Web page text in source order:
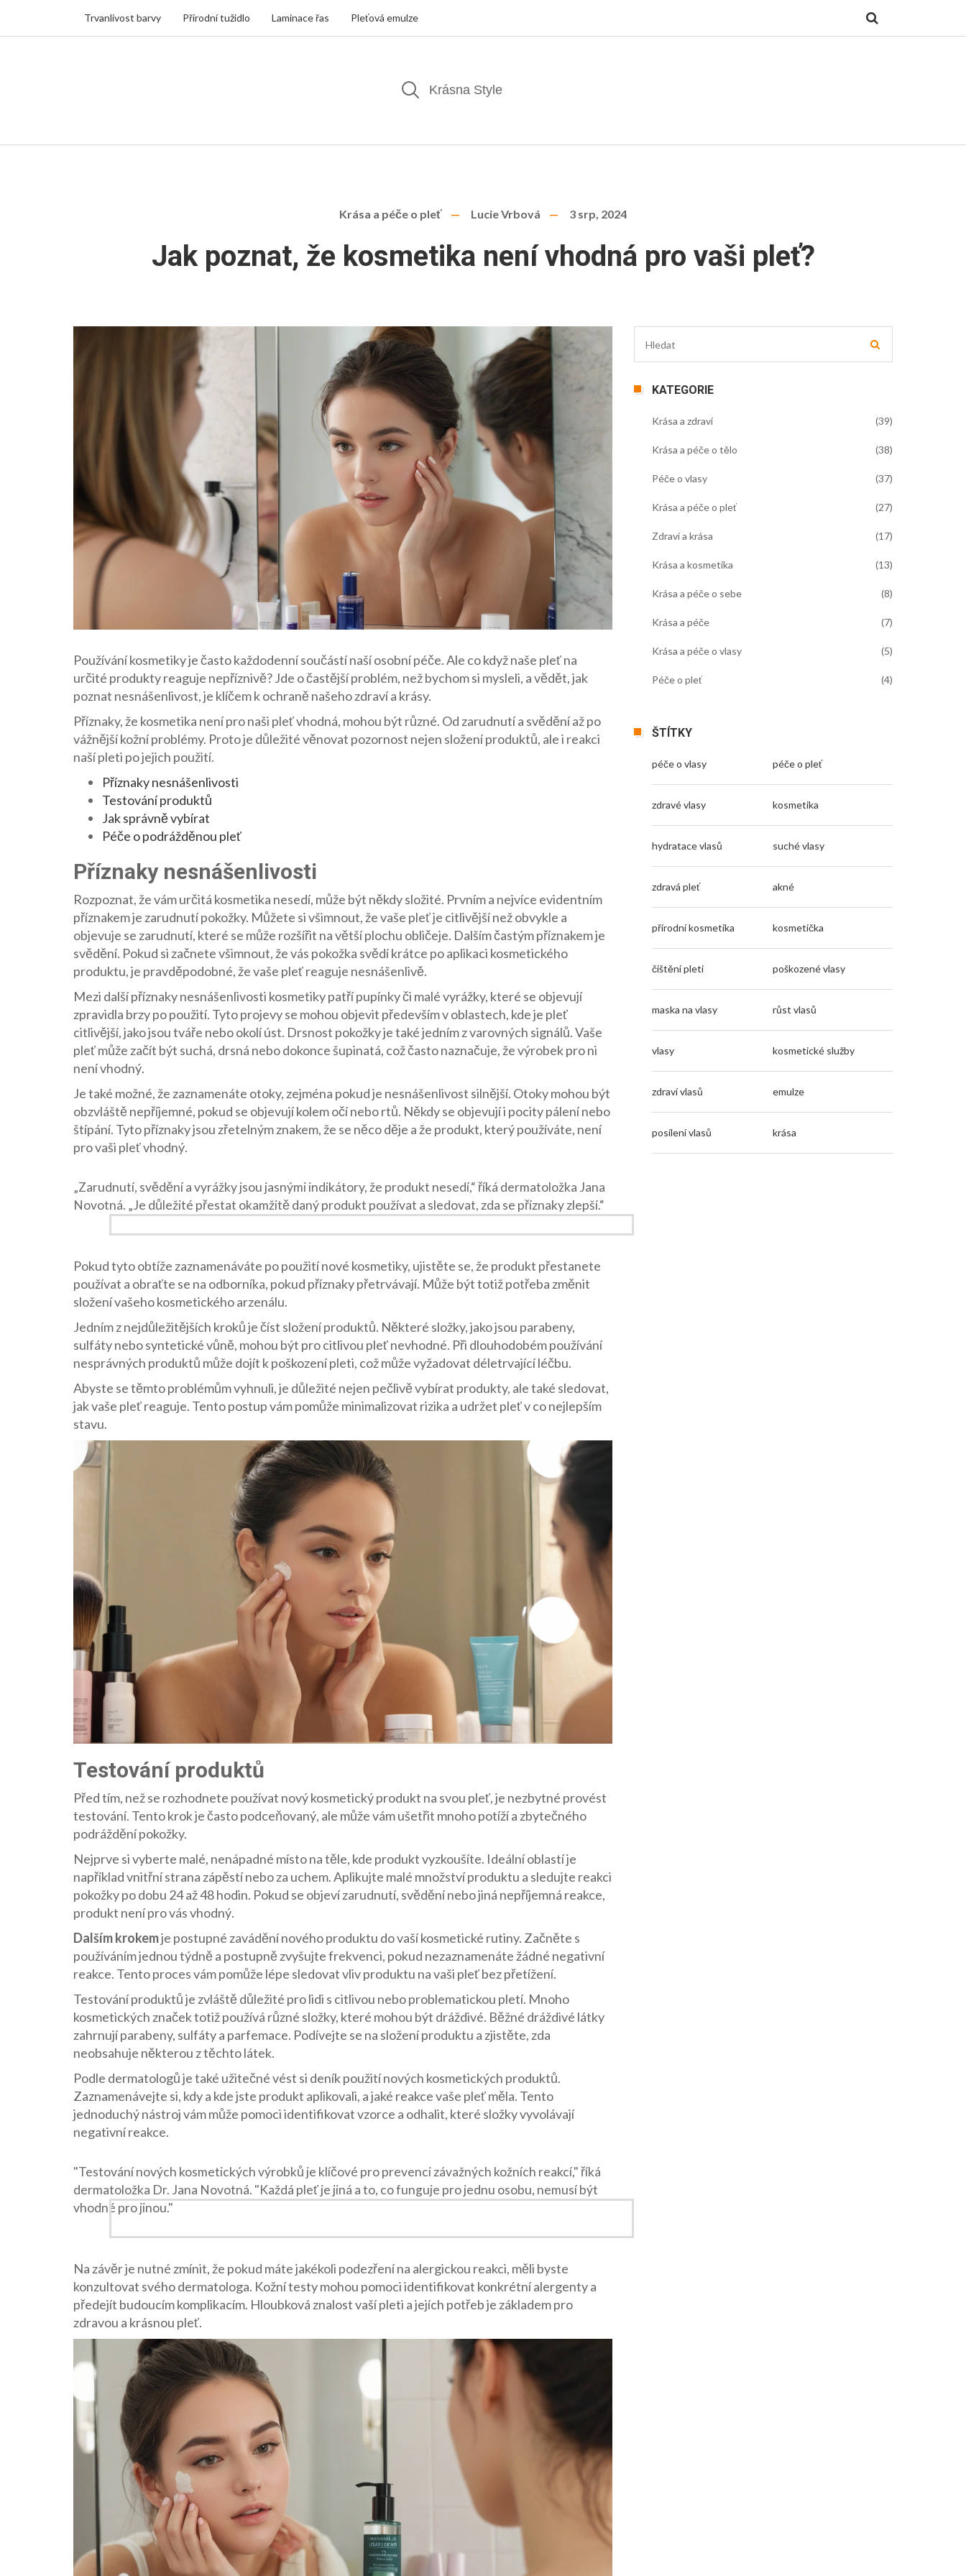
Trvanlivost barvy Přírodní tužidlo Laminace řas Pleťová emulze
Krása a péče o pleť Lucie Vrbová 3 srp, 2024
Jak poznat, že kosmetika není vhodná pro vaši pleť?
Používání kosmetiky je často každodenní součástí naší osobní péče. Ale co když naše pleť na
určité produkty reaguje nepříznivě? Jde o častější problém, než bychom si mysleli, a vědět, jak
poznat nesnášenlivost, je klíčem k ochraně našeho zdraví a krásy.
Příznaky, že kosmetika není pro naši pleť vhodná, mohou být různé. Od zarudnutí a svědění až po
vážnější kožní problémy. Proto je důležité věnovat pozornost nejen složení produktů, ale i reakci
naší pleti po jejich použití.
Příznaky nesnášenlivosti
Testování produktů
Jak správně vybírat
Péče o podrážděnou pleť
Příznaky nesnášenlivosti
Rozpoznat, že vám určitá kosmetika nesedí, může být někdy složité. Prvním a nejvíce evidentním
příznakem je zarudnutí pokožky. Můžete si všimnout, že vaše pleť je citlivější než obvykle a
objevuje se zarudnutí, které se může rozšířit na větší plochu obličeje. Dalším častým příznakem je
svědění. Pokud si začnete všimnout, že vás pokožka svědí krátce po aplikaci kosmetického
produktu, je pravděpodobné, že vaše pleť reaguje nesnášenlivě.
Mezi další příznaky nesnášenlivosti kosmetiky patří pupínky či malé vyrážky, které se objevují
zpravidla brzy po použití. Tyto projevy se mohou objevit především v oblastech, kde je pleť
citlivější, jako jsou tváře nebo okolí úst. Drsnost pokožky je také jedním z varovných signálů. Vaše
pleť může začít být suchá, drsná nebo dokonce šupinatá, což často naznačuje, že výrobek pro ni
není vhodný.
Je také možné, že zaznamenáte otoky, zejména pokud je nesnášenlivost silnější. Otoky mohou být
obzvláště nepříjemné, pokud se objevují kolem očí nebo rtů. Někdy se objevují i pocity pálení nebo
štípání. Tyto příznaky jsou zřetelným znakem, že se něco děje a že produkt, který používáte, není
pro vaši pleť vhodný.
„Zarudnutí, svědění a vyrážky jsou jasnými indikátory, že produkt nesedí,“ říká dermatoložka Jana
Novotná. „Je důležité přestat okamžitě daný produkt používat a sledovat, zda se příznaky zlepší.“
Pokud tyto obtíže zaznamenáváte po použití nové kosmetiky, ujistěte se, že produkt přestanete
používat a obraťte se na odborníka, pokud příznaky přetrvávají. Může být totiž potřeba změnit
složení vašeho kosmetického arzenálu.
Jedním z nejdůležitějších kroků je číst složení produktů. Některé složky, jako jsou parabeny,
sulfáty nebo syntetické vůně, mohou být pro citlivou pleť nevhodné. Při dlouhodobém používání
nesprávných produktů může dojít k poškození pleti, což může vyžadovat déletrvající léčbu.
Abyste se těmto problémům vyhnuli, je důležité nejen pečlivě vybírat produkty, ale také sledovat,
jak vaše pleť reaguje. Tento postup vám pomůže minimalizovat rizika a udržet pleť v co nejlepším
stavu.
Testování produktů
Před tím, než se rozhodnete používat nový kosmetický produkt na svou pleť, je nezbytné provést
testování. Tento krok je často podceňovaný, ale může vám ušetřit mnoho potíží a zbytečného
podráždění pokožky.
Nejprve si vyberte malé, nenápadné místo na těle, kde produkt vyzkoušíte. Ideální oblastí je
například vnitřní strana zápěstí nebo za uchem. Aplikujte malé množství produktu a sledujte reakci
pokožky po dobu 24 až 48 hodin. Pokud se objeví zarudnutí, svědění nebo jiná nepříjemná reakce,
produkt není pro vás vhodný.
Dalším krokemje postupné zavádění nového produktu do vaší kosmetické rutiny. Začněte s
používáním jednou týdně a postupně zvyšujte frekvenci, pokud nezaznamenáte žádné negativní
reakce. Tento proces vám pomůže lépe sledovat vliv produktu na vaši pleť bez přetížení.
Testování produktů je zvláště důležité pro lidi s citlivou nebo problematickou pletí. Mnoho
kosmetických značek totiž používá různé složky, které mohou být dráždivé. Běžné dráždivé látky
zahrnují parabeny, sulfáty a parfemace. Podívejte se na složení produktu a zjistěte, zda
neobsahuje některou z těchto látek.
Podle dermatologů je také užitečné vést si deník použití nových kosmetických produktů.
Zaznamenávejte si, kdy a kde jste produkt aplikovali, a jaké reakce vaše pleť měla. Tento
jednoduchý nástroj vám může pomoci identifikovat vzorce a odhalit, které složky vyvolávají
negativní reakce.
"Testování nových kosmetických výrobků je klíčové pro prevenci závažných kožních reakcí," říká
dermatoložka Dr. Jana Novotná. "Každá pleť je jiná a to, co funguje pro jednu osobu, nemusí být
vhodné pro jinou."
Na závěr je nutné zmínit, že pokud máte jakékoli podezření na alergickou reakci, měli byste
konzultovat svého dermatologa. Kožní testy mohou pomoci identifikovat konkrétní alergenty a
předejít budoucím komplikacím. Hloubková znalost vaší pleti a jejích potřeb je základem pro
zdravou a krásnou pleť.
KATEGORIE
Krása a zdraví (39)
Krása a péče o tělo (38)
Péče o vlasy (37)
Krása a péče o pleť (27)
Zdraví a krása (17)
Krása a kosmetika (13)
Krása a péče o sebe (8)
Krása a péče (7)
Krása a péče o vlasy (5)
Péče o pleť (4)
ŠTÍTKY
péče o vlasy péče o pleť
zdravé vlasy kosmetika
hydratace vlasů suché vlasy
zdravá pleť akné
přírodní kosmetika kosmetička
čištění pleti poškozené vlasy
maska na vlasy růst vlasů
vlasy kosmetické služby
zdraví vlasů emulze
posílení vlasů krása